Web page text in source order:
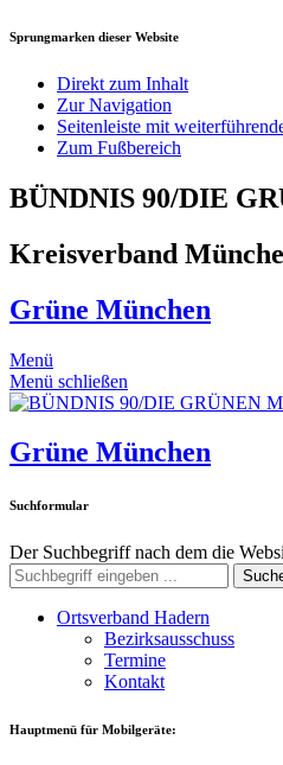
Sprungmarken dieser Website
Direkt zum Inhalt
Zur Navigation
Seitenleiste mit
Zum Fußbereich
BÜNDNIS 90/DIE
Kreisverband
Grüne München
Menü
Menü schließen
Grüne München
Suchformular
Der Suchbegriff nach dem die
Ortsverband Hadern
Bezirksausschuss
Termine
Kontakt
Hauptmenü für Mobilgeräte: